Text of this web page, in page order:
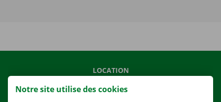
LOCATION
NOS VÉHICULES
Notre site utilise des cookies